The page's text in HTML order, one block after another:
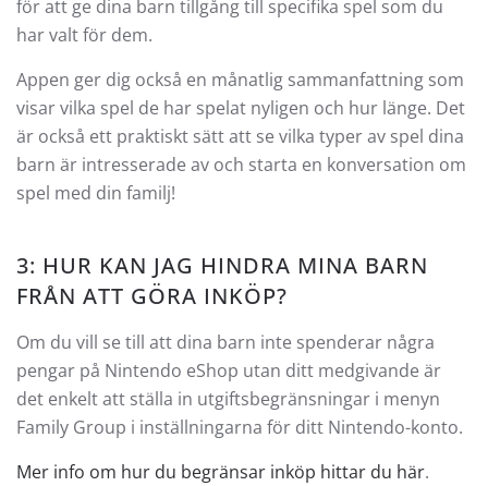
för att ge dina barn tillgång till specifika spel som du
har valt för dem.
Appen ger dig också en månatlig sammanfattning som
visar vilka spel de har spelat nyligen och hur länge. Det
är också ett praktiskt sätt att se vilka typer av spel dina
barn är intresserade av och starta en konversation om
spel med din familj!
3: HUR KAN JAG HINDRA MINA BARN
FRÅN ATT GÖRA INKÖP?
Om du vill se till att dina barn inte spenderar några
pengar på Nintendo eShop utan ditt medgivande är
det enkelt att ställa in utgiftsbegränsningar i menyn
Family Group i inställningarna för ditt Nintendo-konto.
Mer info om hur du begränsar inköp hittar du här.